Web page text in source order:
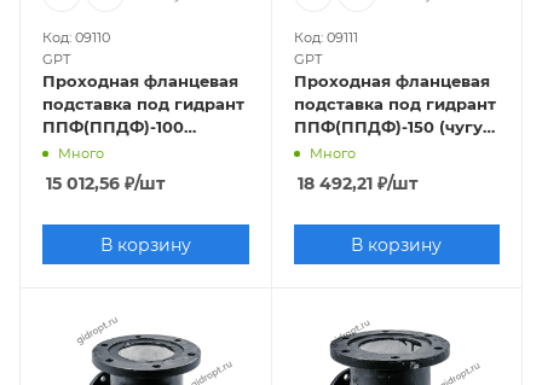
Код: 09110
GPT
Проходная фланцевая
подставка под гидрант
ППФ(ППДФ)-100
Много
15 012,56 ₽/шт
В корзину
Код: 09111
GPT
Проходная фланцевая
подставка под гидрант
ППФ(ППДФ)-150 (чугун)
Ру10/16
Много
18 492,21₽/шт
В корзину